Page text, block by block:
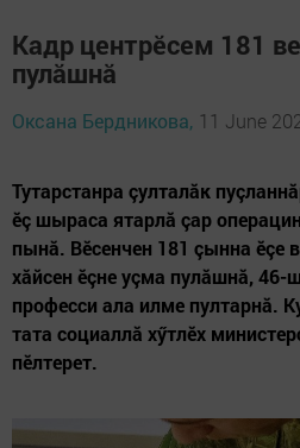
Кадр центрӗсем 181
пулăшнă
Оксана Бердникова, 11 June
Тутарстанра çулталăк
ӗç шыраса ятарлă çар
пынă. Вӗсенчен 181 çынна ӗçе
хăйсен ӗçне уçма пулăшнă, 46-
професси ала илме пултарнă.
тата социаллă хӳтлӗх
пӗлтерет.